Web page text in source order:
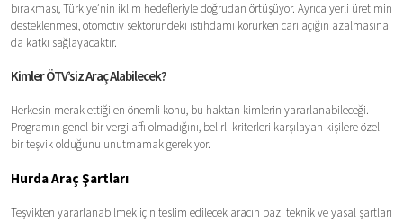
bırakması, Türkiye’nin iklim hedefleriyle doğrudan örtüşüyor. Ayrıca yerli üretimin
desteklenmesi, otomotiv sektöründeki istihdamı korurken cari açığın azalmasına
da katkı sağlayacaktır.
Kimler ÖTV’siz Araç Alabilecek?
Herkesin merak ettiği en önemli konu, bu haktan kimlerin yararlanabileceği.
Programın genel bir vergi affı olmadığını, belirli kriterleri karşılayan kişilere özel
bir teşvik olduğunu unutmamak gerekiyor.
Hurda Araç Şartları
Teşvikten yararlanabilmek için teslim edilecek aracın bazı teknik ve yasal şartları